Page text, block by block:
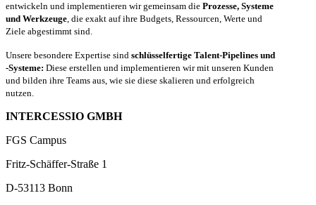
entwickeln und implementieren wir gemeinsam die Prozesse, Systeme
und Werkzeuge, die exakt auf ihre Budgets, Ressourcen, Werte und
Ziele abgestimmt sind.
Unsere besondere Expertise sind schlüsselfertige Talent-Pipelines und
-Systeme: Diese erstellen und implementieren wir mit unseren Kunden
und bilden ihre Teams aus, wie sie diese skalieren und erfolgreich
nutzen.
INTERCESSIO GMBH
FGS Campus
Fritz-Schäffer-Straße 1
D-53113 Bonn